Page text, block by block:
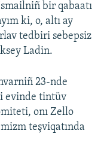
bir qabaatı
ki, o, altı ay
tedbiri sebepsiz
Ladin.
23-nde
evinde tintüv
onı Zello
teşviqatında